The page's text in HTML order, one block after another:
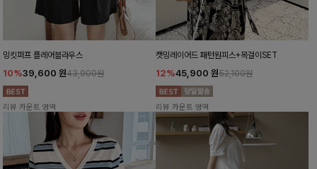
밍킷퍼프 플레어블라우스
10%39,600 원43,900원
리뷰 카운트 영역
캣밍레이어드 패턴원피스+목걸이SET
12%45,900 원52,100원
리뷰 카운트 영역